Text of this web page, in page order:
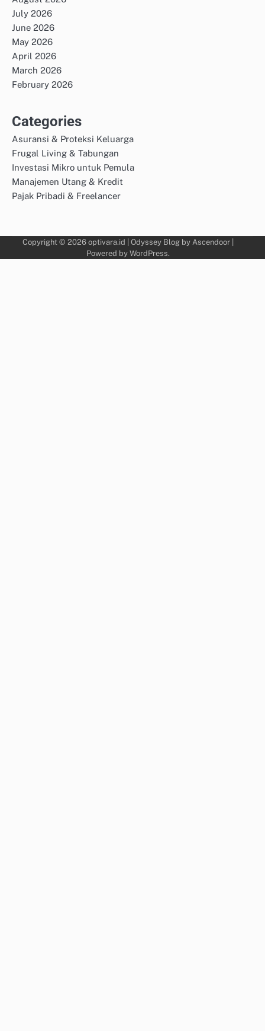
July 2026
June 2026
May 2026
April 2026
March 2026
February 2026
Categories
Asuransi & Proteksi Keluarga
Frugal Living & Tabungan
Investasi Mikro untuk Pemula
Manajemen Utang & Kredit
Pajak Pribadi & Freelancer
Copyright © 2026 optivara.id | Odyssey Blog by Ascendoor|
Powered by WordPress.